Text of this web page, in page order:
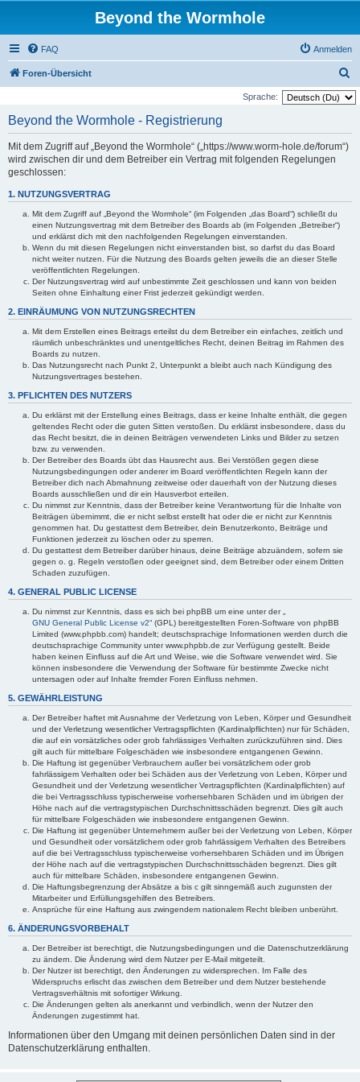
Beyond the Wormhole
FAQ Anmelden
Foren-Übersicht
u
Sprache:
Beyond the Wormhole - Registrierung
Mit dem Zugriff auf „Beyond the Wormhole“ („https://www.worm-hole.de/forum“)
wird zwischen dir und dem Betreiber ein Vertrag mit folgenden Regelungen
geschlossen:
1. NUTZUNGSVERTRAG
Mit dem Zugriff auf „Beyond the Wormhole“ (im Folgenden „das Board“) schließt du
einen Nutzungsvertrag mit dem Betreiber des Boards ab (im Folgenden „Betreiber“)
und erklärst dich mit den nachfolgenden Regelungen einverstanden.
Wenn du mit diesen Regelungen nicht einverstanden bist, so darfst du das Board
nicht weiter nutzen. Für die Nutzung des Boards gelten jeweils die an dieser Stelle
veröffentlichten Regelungen.
Der Nutzungsvertrag wird auf unbestimmte Zeit geschlossen und kann von beiden
Seiten ohne Einhaltung einer Frist jederzeit gekündigt werden.
2. EINRÄUMUNG VON NUTZUNGSRECHTEN
Mit dem Erstellen eines Beitrags erteilst du dem Betreiber ein einfaches, zeitlich und
räumlich unbeschränktes und unentgeltliches Recht, deinen Beitrag im Rahmen des
Boards zu nutzen.
Das Nutzungsrecht nach Punkt 2, Unterpunkt a bleibt auch nach Kündigung des
Nutzungsvertrages bestehen.
3. PFLICHTEN DES NUTZERS
Du erklärst mit der Erstellung eines Beitrags, dass er keine Inhalte enthält, die gegen
geltendes Recht oder die guten Sitten verstoßen. Du erklärst insbesondere, dass du
das Recht besitzt, die in deinen Beiträgen verwendeten Links und Bilder zu setzen
bzw. zu verwenden.
Der Betreiber des Boards übt das Hausrecht aus. Bei Verstößen gegen diese
Nutzungsbedingungen oder anderer im Board veröffentlichten Regeln kann der
Betreiber dich nach Abmahnung zeitweise oder dauerhaft von der Nutzung dieses
Boards ausschließen und dir ein Hausverbot erteilen.
Du nimmst zur Kenntnis, dass der Betreiber keine Verantwortung für die Inhalte von
Beiträgen übernimmt, die er nicht selbst erstellt hat oder die er nicht zur Kenntnis
genommen hat. Du gestattest dem Betreiber, dein Benutzerkonto, Beiträge und
Funktionen jederzeit zu löschen oder zu sperren.
Du gestattest dem Betreiber darüber hinaus, deine Beiträge abzuändern, sofern sie
gegen o. g. Regeln verstoßen oder geeignet sind, dem Betreiber oder einem Dritten
Schaden zuzufügen.
4. GENERAL PUBLIC LICENSE
Du nimmst zur Kenntnis, dass es sich bei phpBB um eine unter der „
GNU General Public License v2“ (GPL) bereitgestellten Foren-Software von phpBB
Limited (www.phpbb.com) handelt; deutschsprachige Informationen werden durch die
deutschsprachige Community unter www.phpbb.de zur Verfügung gestellt. Beide
haben keinen Einfluss auf die Art und Weise, wie die Software verwendet wird. Sie
können insbesondere die Verwendung der Software für bestimmte Zwecke nicht
untersagen oder auf Inhalte fremder Foren Einfluss nehmen.
5. GEWÄHRLEISTUNG
Der Betreiber haftet mit Ausnahme der Verletzung von Leben, Körper und Gesundheit
und der Verletzung wesentlicher Vertragspflichten (Kardinalpflichten) nur für Schäden,
die auf ein vorsätzliches oder grob fahrlässiges Verhalten zurückzuführen sind. Dies
gilt auch für mittelbare Folgeschäden wie insbesondere entgangenen Gewinn.
Die Haftung ist gegenüber Verbrauchern außer bei vorsätzlichem oder grob
fahrlässigem Verhalten oder bei Schäden aus der Verletzung von Leben, Körper und
Gesundheit und der Verletzung wesentlicher Vertragspflichten (Kardinalpflichten) auf
die bei Vertragsschluss typischerweise vorhersehbaren Schäden und im übrigen der
Höhe nach auf die vertragstypischen Durchschnittsschäden begrenzt. Dies gilt auch
für mittelbare Folgeschäden wie insbesondere entgangenen Gewinn.
Die Haftung ist gegenüber Unternehmern außer bei der Verletzung von Leben, Körper
und Gesundheit oder vorsätzlichem oder grob fahrlässigem Verhalten des Betreibers
auf die bei Vertragsschluss typischerweise vorhersehbaren Schäden und im Übrigen
der Höhe nach auf die vertragstypischen Durchschnittsschäden begrenzt. Dies gilt
auch für mittelbare Schäden, insbesondere entgangenen Gewinn.
Die Haftungsbegrenzung der Absätze a bis c gilt sinngemäß auch zugunsten der
Mitarbeiter und Erfüllungsgehilfen des Betreibers.
Ansprüche für eine Haftung aus zwingendem nationalem Recht bleiben unberührt.
6. ÄNDERUNGSVORBEHALT
Der Betreiber ist berechtigt, die Nutzungsbedingungen und die Datenschutzerklärung
zu ändern. Die Änderung wird dem Nutzer per E-Mail mitgeteilt.
Der Nutzer ist berechtigt, den Änderungen zu widersprechen. Im Falle des
Widerspruchs erlischt das zwischen dem Betreiber und dem Nutzer bestehende
Vertragsverhältnis mit sofortiger Wirkung.
Die Änderungen gelten als anerkannt und verbindlich, wenn der Nutzer den
Änderungen zugestimmt hat.
Informationen über den Umgang mit deinen persönlichen Daten sind in der
Datenschutzerklärung enthalten.